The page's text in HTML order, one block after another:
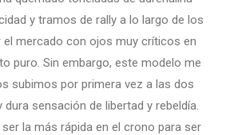
y tramos de rally a lo largo de los
el mercado con ojos muy críticos en
puro. Sin embargo, este modelo me
subimos por primera vez a las dos
sensación de libertad y rebeldía.
la más rápida en el crono para ser